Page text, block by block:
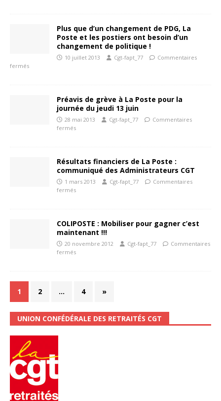
Plus que d’un changement de PDG, La
Poste et les postiers ont besoin d’un
changement de politique !
10 juillet 2013 Cgt-fapt_77
Commentaires
fermés
Préavis de grève à La Poste pour la
journée du jeudi 13 juin
28 mai 2013 Cgt-fapt_77
Commentaires
fermés
Résultats financiers de La Poste :
communiqué des Administrateurs CGT
1 mars 2013 Cgt-fapt_77
Commentaires
fermés
COLIPOSTE : Mobiliser pour gagner c’est
maintenant !!!
20 novembre 2012 Cgt-fapt_77
Commentaires
fermés
1 2 … 4 »
UNION CONFÉDÉRALE DES RETRAITÉS CGT